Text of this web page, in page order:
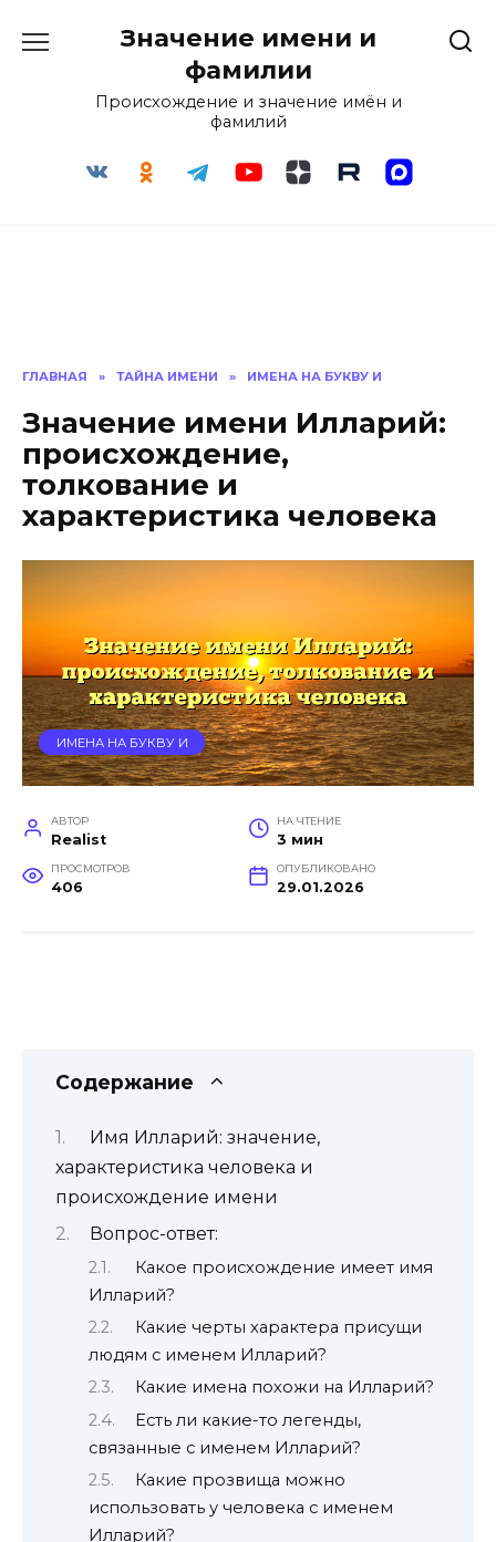
Значение имени и
фамилии
Происхождение и значение имён и
фамилий
ГЛАВНАЯ » ТАЙНА ИМЕНИ » ИМЕНА НА БУКВУ И
Значение имени Илларий:
происхождение,
толкование и
характеристика человека
ИМЕНА НА БУКВУ И
АВТОР
Realist
НА ЧТЕНИЕ
3 мин
ПРОСМОТРОВ
406
ОПУБЛИКОВАНО
29.01.2026
Содержание
Имя Илларий: значение,
характеристика человека и
происхождение имени
Вопрос-ответ:
Какое происхождение имеет имя
Илларий?
Какие черты характера присущи
людям с именем Илларий?
Какие имена похожи на Илларий?
Есть ли какие-то легенды,
связанные с именем Илларий?
Какие прозвища можно
использовать у человека с именем
Илларий?